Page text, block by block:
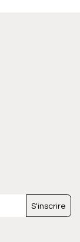
S'inscrire